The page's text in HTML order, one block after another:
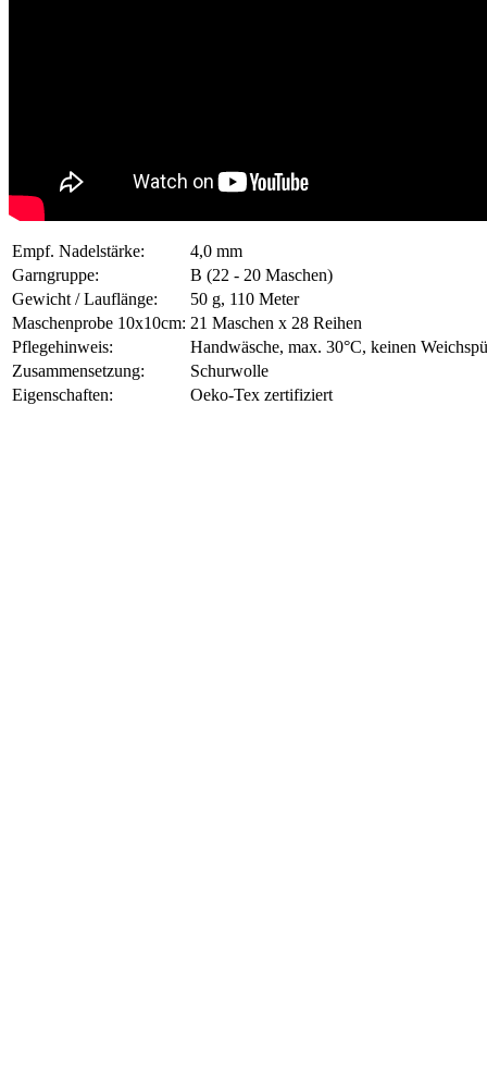
Empf. Nadelstärke:
4,0 mm
Garngruppe:
B (22 - 20 Maschen)
Gewicht / Lauflänge:
50 g, 110 Meter
Maschenprobe 10x10cm: 21 Maschen x 28 Reihen
Pflegehinweis:
Handwäsche, max. 30°C, keinen
Zusammensetzung:
Schurwolle
Eigenschaften:
Oeko-Tex zertifiziert